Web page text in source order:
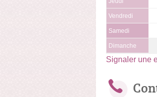
Vendredi
Samedi
Dimanche
Signaler une